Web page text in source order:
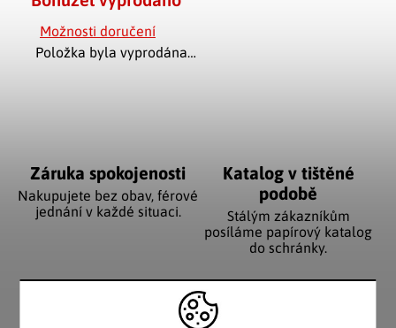
Možnosti doručení
Položka byla vyprodána…
Záruka spokojenosti
Nakupujete bez obav, férové
jednání v každé situaci.
Katalog v tištěné
podobě
Stálým zákazníkům
posíláme papírový katalog
do schránky.